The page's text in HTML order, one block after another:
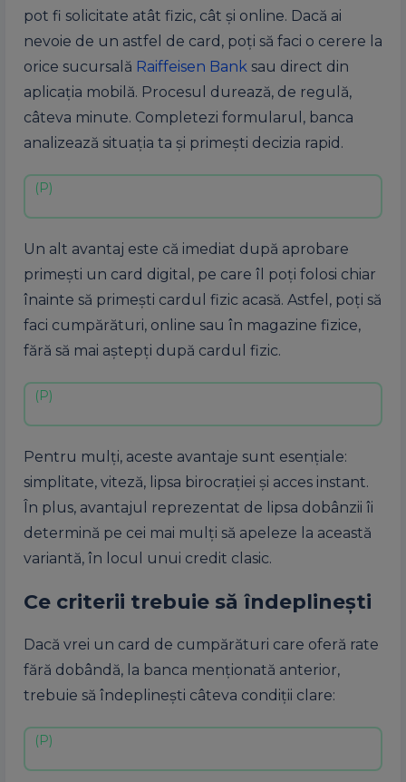
pot fi solicitate atât fizic, cât și online. Dacă ai
nevoie de un astfel de card, poți să faci o cerere la
orice sucursală Raiffeisen Bank sau direct din
aplicația mobilă. Procesul durează, de regulă,
câteva minute. Completezi formularul, banca
analizează situația ta și primești decizia rapid.
Un alt avantaj este că imediat după aprobare
primești un card digital, pe care îl poți folosi chiar
înainte să primești cardul fizic acasă. Astfel, poți să
faci cumpărături, online sau în magazine fizice,
fără să mai aștepți după cardul fizic.
Pentru mulți, aceste avantaje sunt esențiale:
simplitate, viteză, lipsa birocrației și acces instant.
În plus, avantajul reprezentat de lipsa dobânzii îi
determină pe cei mai mulți să apeleze la această
variantă, în locul unui credit clasic.
Ce criterii trebuie să îndeplinești
Dacă vrei un card de cumpărături care oferă rate
fără dobândă, la banca menționată anterior,
trebuie să îndeplinești câteva condiții clare: